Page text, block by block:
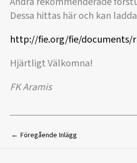
Dessa hittas här och kan
http://fie.org/fie/documents/
Hjärtligt Välkomna!
FK Aramis
← Föregående Inlägg